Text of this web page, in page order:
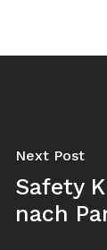
Next Post
Safety
nach